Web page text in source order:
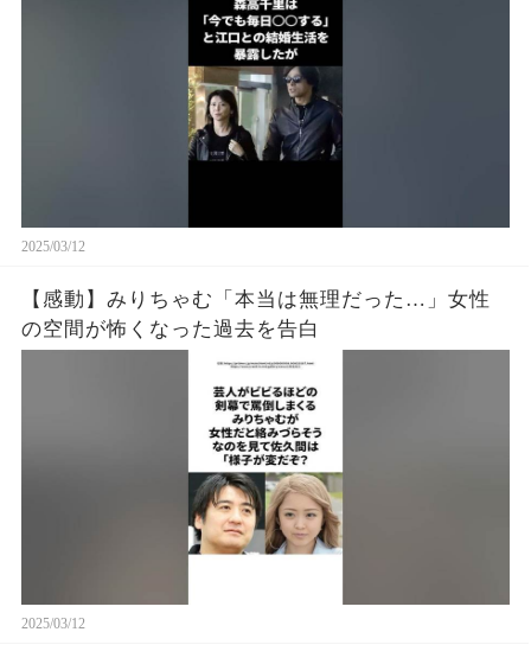
2025/03/12
【感動】みりちゃむ「本当は無理だった…」女性
の空間が怖くなった過去を告白
2025/03/12